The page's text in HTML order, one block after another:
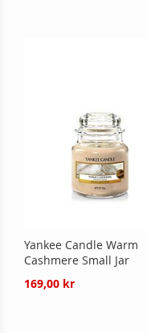
Yankee Candle Warm
Cashmere Small Jar
169,00 kr